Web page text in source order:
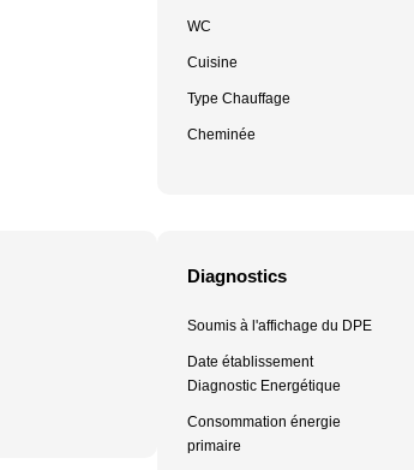
WC
Cuisine
Type Chauffage
Cheminée
Diagnostics
Soumis à l'affichage du DPE
Date établissement
Diagnostic Energétique
Consommation énergie
primaire